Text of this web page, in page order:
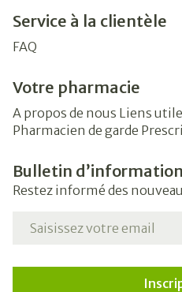
Service à la clientèle
FAQ
Votre pharmacie
A propos de nous Liens
Pharmacien de garde
Bulletin d’information
Restez informé des
Adresse mail